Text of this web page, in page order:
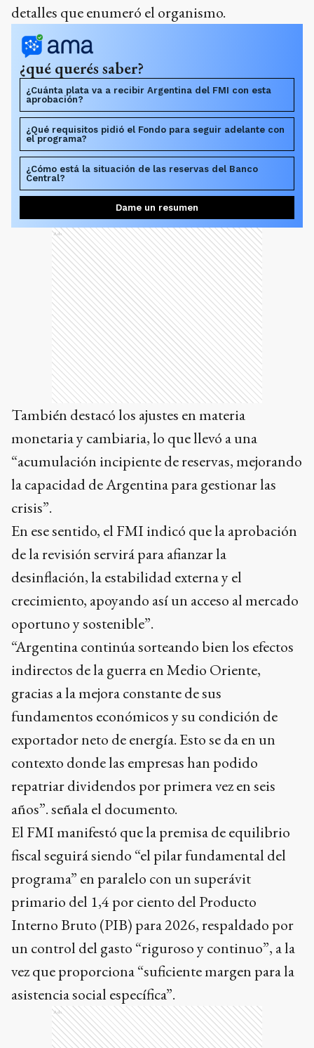
detalles que enumeró el organismo.
¿qué querés saber?
¿Cuánta plata va a recibir Argentina del FMI con esta
aprobación?
¿Qué requisitos pidió el Fondo para seguir adelante con
el programa?
¿Cómo está la situación de las reservas del Banco
Central?
Dame un resumen
Ads
También destacó los ajustes en materia
monetaria y cambiaria, lo que llevó a una
“acumulación incipiente de reservas, mejorando
la capacidad de Argentina para gestionar las
crisis”.
En ese sentido, el FMI indicó que la aprobación
de la revisión servirá para afianzar la
desinflación, la estabilidad externa y el
crecimiento, apoyando así un acceso al mercado
oportuno y sostenible”.
“Argentina continúa sorteando bien los efectos
indirectos de la guerra en Medio Oriente,
gracias a la mejora constante de sus
fundamentos económicos y su condición de
exportador neto de energía. Esto se da en un
contexto donde las empresas han podido
repatriar dividendos por primera vez en seis
años”. señala el documento.
El FMI manifestó que la premisa de equilibrio
fiscal seguirá siendo “el pilar fundamental del
programa” en paralelo con un superávit
primario del 1,4 por ciento del Producto
Interno Bruto (PIB) para 2026, respaldado por
un control del gasto “riguroso y continuo”, a la
vez que proporciona “suficiente margen para la
asistencia social específica”.
Ads